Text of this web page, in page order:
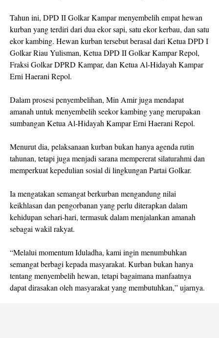
Tahun ini, DPD II Golkar Kampar menyembelih empat hewan
kurban yang terdiri dari dua ekor sapi, satu ekor kerbau, dan satu
ekor kambing. Hewan kurban tersebut berasal dari Ketua DPD I
Golkar Riau Yulisman, Ketua DPD II Golkar Kampar Repol,
Fraksi Golkar DPRD Kampar, dan Ketua Al-Hidayah Kampar
Erni Haerani Repol.
Dalam prosesi penyembelihan, Min Amir juga mendapat
amanah untuk menyembelih seekor kambing yang merupakan
sumbangan Ketua Al-Hidayah Kampar Erni Haerani Repol.
Menurut dia, pelaksanaan kurban bukan hanya agenda rutin
tahunan, tetapi juga menjadi sarana mempererat silaturahmi dan
memperkuat kepedulian sosial di lingkungan Partai Golkar.
Ia mengatakan semangat berkurban mengandung nilai
keikhlasan dan pengorbanan yang perlu diterapkan dalam
kehidupan sehari-hari, termasuk dalam menjalankan amanah
sebagai wakil rakyat.
“Melalui momentum Iduladha, kami ingin menumbuhkan
semangat berbagi kepada masyarakat. Kurban bukan hanya
tentang menyembelih hewan, tetapi bagaimana manfaatnya
dapat dirasakan oleh masyarakat yang membutuhkan,” ujarnya.